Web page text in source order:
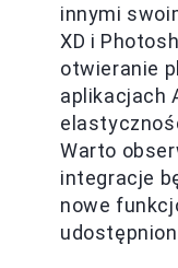
innymi
XD i
otwieranie
aplikacjach
Warto
integracje
nowe